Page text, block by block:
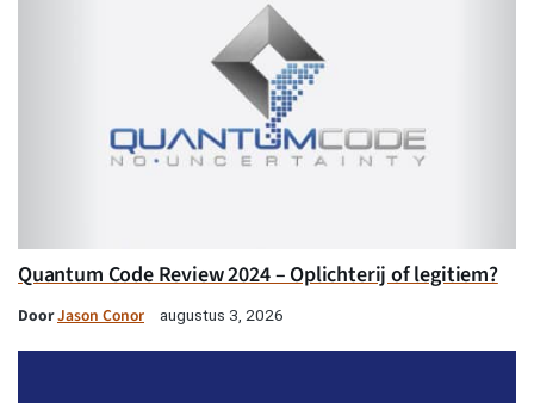
Quantum Code Review 2024 – Oplichterij of legitiem?
DoorJason Conor augustus 3, 2026